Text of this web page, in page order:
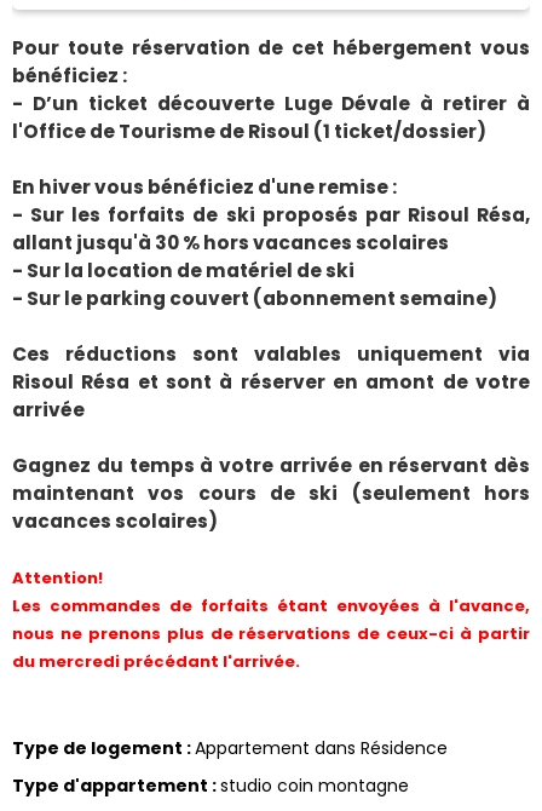
Pour toute réservation de cet hébergement vous
bénéficiez :
- D’un ticket découverte Luge Dévale à retirer à
l'Office de Tourisme de Risoul (1 ticket/dossier)
En hiver vous bénéficiez d'une remise :
- Sur les forfaits de ski proposés par Risoul Résa,
allant jusqu'à 30 % hors vacances scolaires
- Sur la location de matériel de ski
- Sur le parking couvert (abonnement semaine)
Ces réductions sont valables uniquement via
Risoul Résa et sont à réserver en amont de votre
arrivée
Gagnez du temps à votre arrivée en réservant dès
maintenant vos cours de ski (seulement hors
vacances scolaires)
Attention!
Les commandes de forfaits étant envoyées à l'avance,
nous ne prenons plus de réservations de ceux-ci à partir
du mercredi précédant l'arrivée.
Type de logement :Appartement dans Résidence
Type d'appartement :studio coin montagne